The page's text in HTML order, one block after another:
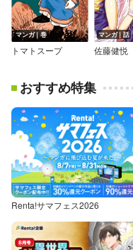
マンガ｜巻
トマトスープ
マンガ｜話
佐藤健悦
おすすめ特集
Renta!サマフェス2026